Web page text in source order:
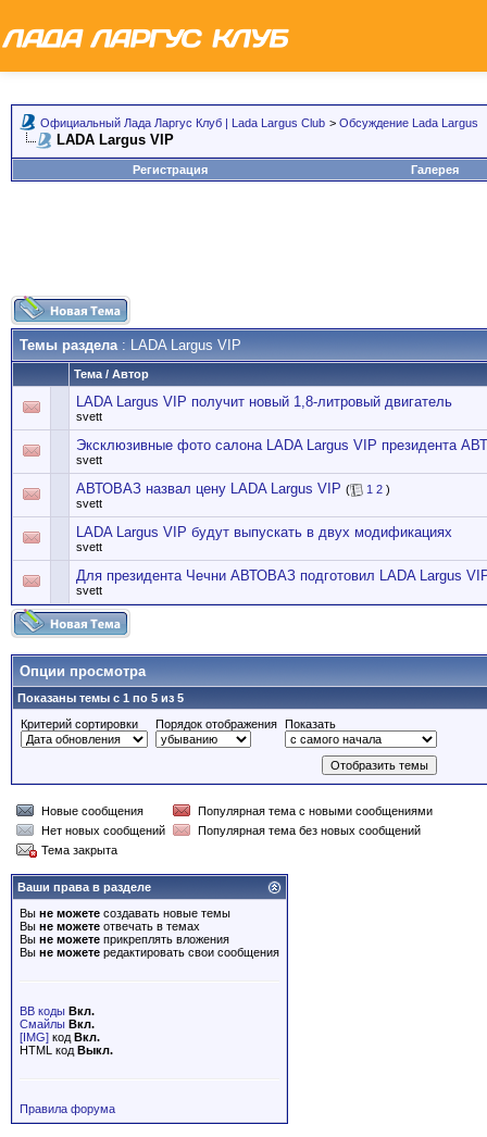
Официальный Лада Ларгус Клуб | Lada Largus Club > Обсуждение Lada Largus
LADA Largus VIP
Регистрация Галерея
Темы раздела: LADA Largus VIP
Тема / Автор
LADA Largus VIP получит новый 1,8-литровый двигатель
svett
Эксклюзивные фото салона LADA Largus VIP президента
svett
АВТОВАЗ назвал цену LADA Largus VIP ( 1 2 )
svett
LADA Largus VIP будут выпускать в двух модификациях
svett
Для президента Чечни АВТОВАЗ подготовил LADA Largus
svett
Опции просмотра
Показаны темы с 1 по 5 из 5
Критерий сортировки
Порядок отображения Показать
Новые сообщения
Популярная тема с новыми сообщениями
Нет новых сообщений
Популярная тема без новых сообщений
Тема закрыта
Ваши права в разделе
Вы не можете создавать новые темы
Вы не можете отвечать в темах
Вы не можете прикреплять вложения
Вы не можете редактировать свои сообщения
BB коды Вкл.
Смайлы Вкл.
[IMG] код Вкл.
HTML код Выкл.
Правила форума